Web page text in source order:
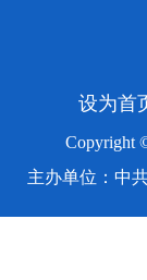
设为首
Copyright
主办单位：中